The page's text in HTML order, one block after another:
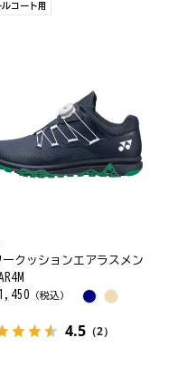
コート用
ークッションエアラスメン
（税込）
4.5（2）